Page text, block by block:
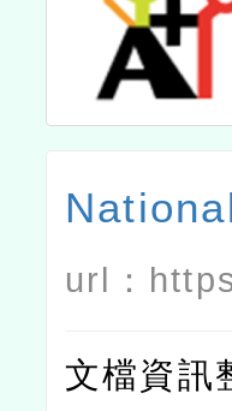
url：
文檔資訊